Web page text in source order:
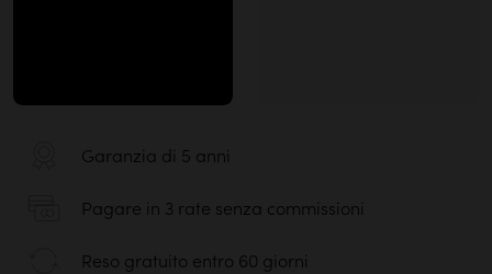
Garanzia di 5 anni
Pagare in 3 rate senza commissioni
Reso gratuito entro 60 giorni